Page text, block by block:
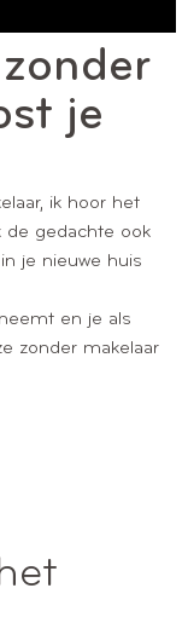
je
ik hoor het
de gedachte ook
je nieuwe huis
en je als
zonder makelaar